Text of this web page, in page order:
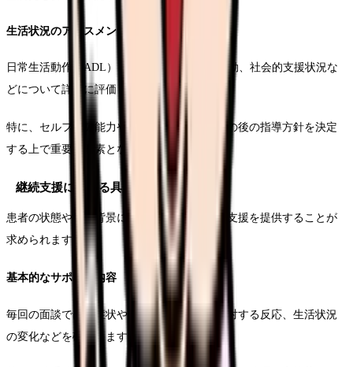
生活状況のアセスメント
日常生活動作（ADL）、服薬状況、食事・運動、社会的支援状況な
どについて詳細に評価します。
特に、セルフケア能力や理解度の評価は、その後の指導方針を決定
する上で重要な要素となります。
継続支援における具体的な介入方法
患者の状態や生活背景に応じた個別化された支援を提供することが
求められます。
基本的なサポート内容
毎回の面談では、症状や変化に対する治療に対する反応、生活状況
の変化などを確認します。